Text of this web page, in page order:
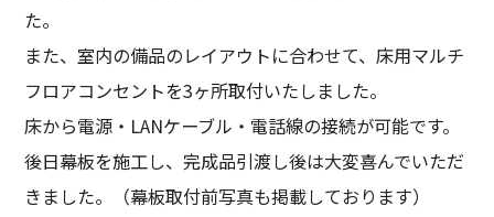
た。
また、室内の備品のレイアウトに合わせて、床用マルチ
フロアコンセントを3ヶ所取付いたしました。
床から電源・LANケーブル・電話線の接続が可能です。
後日幕板を施工し、完成品引渡し後は大変喜んでいただ
きました。（幕板取付前写真も掲載しております）